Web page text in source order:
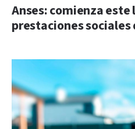
Anses: comienza este
prestaciones sociales